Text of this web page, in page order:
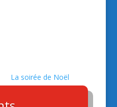
La soirée de Noël